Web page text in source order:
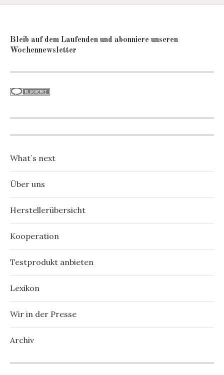
Bleib auf dem Laufenden und abonniere unseren
Wochennewsletter
What´s next
Über uns
Herstellerübersicht
Kooperation
Testprodukt anbieten
Lexikon
Wir in der Presse
Archiv